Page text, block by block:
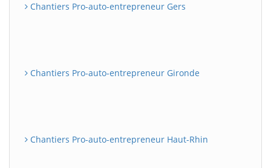
Chantiers Pro-auto-entrepreneur Gers
Chantiers Pro-auto-entrepreneur Gironde
Chantiers Pro-auto-entrepreneur Haut-Rhin